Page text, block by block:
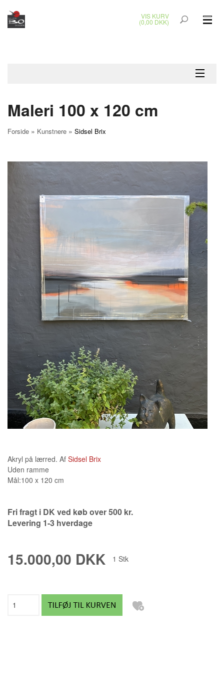
VIS KURV
(0,00 DKK)
JUL
UDENDØRS KUNST
GAVEKORT
KUNSTNERE
KUNSTTRYK OG KORT
FIGURER
★ ★ ★ ★ ★
FORSIDE GAVEKORT
ERHVERVSINDRETNING OM
KONTAKT
Maleri 100 x 120 cm
Forside » Kunstnere » Sidsel Brix
Akryl på lærred. Af Sidsel Brix
Uden ramme
Mål:100 x 120 cm
Fri fragt i DK ved køb over 500 kr.
Levering 1-3 hverdage
15.000,00 DKK 1 Stk